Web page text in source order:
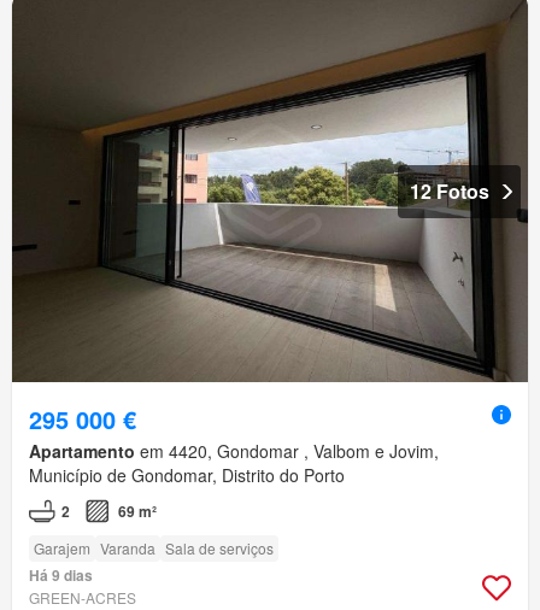
12 Fotos
295 000 €
Apartamento em 4420, Gondomar , Valbom e Jovim,
Município de Gondomar, Distrito do Porto
2 69 m²
Garajem Varanda Sala de serviços
Há 9 dias
GREEN-ACRES